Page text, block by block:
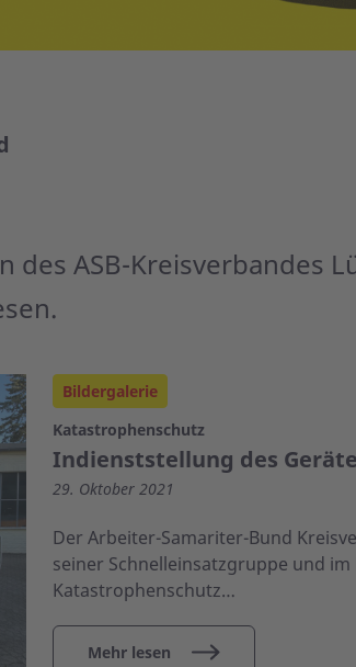
des ASB-Kreisverbandes
Bildergalerie
Katastrophenschutz
Indienststellung des
29. Oktober 2021
Der Arbeiter-Samariter-Bund
seiner Schnelleinsatzgruppe und
Katastrophenschutz…
Mehr lesen